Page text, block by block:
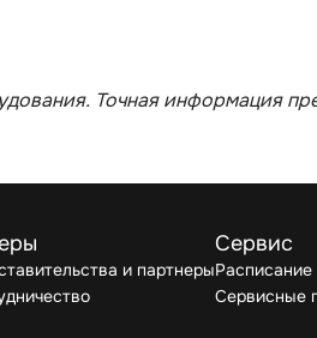
Точная информация
и партнеры
Сервис
Расписание
Сервисные